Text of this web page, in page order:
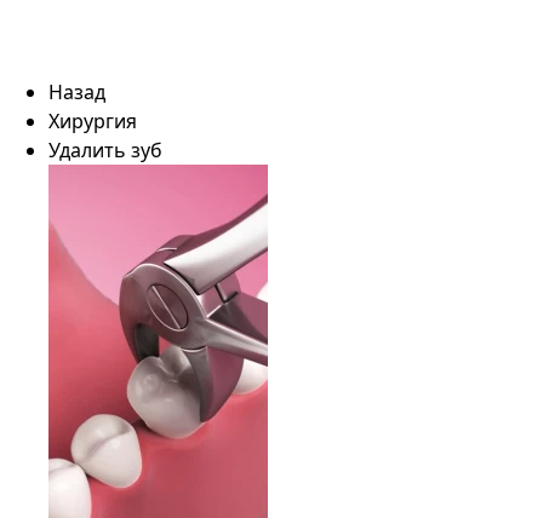
Назад
Хирургия
Удалить зуб